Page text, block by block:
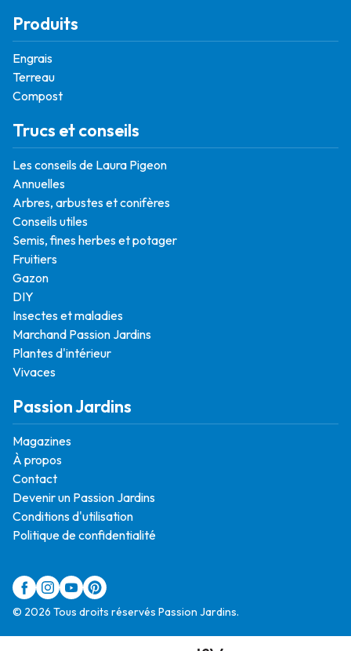
Produits
Engrais
Terreau
Compost
Trucs et conseils
Les conseils de Laura Pigeon
Annuelles
Arbres, arbustes et conifères
Conseils utiles
Semis, fines herbes et potager
Fruitiers
Gazon
DIY
Insectes et maladies
Marchand Passion Jardins
Plantes d'intérieur
Vivaces
Passion Jardins
Magazines
À propos
Contact
Devenir un Passion Jardins
Conditions d'utilisation
Politique de confidentialité
© 2026 Tous droits réservés Passion Jardins.